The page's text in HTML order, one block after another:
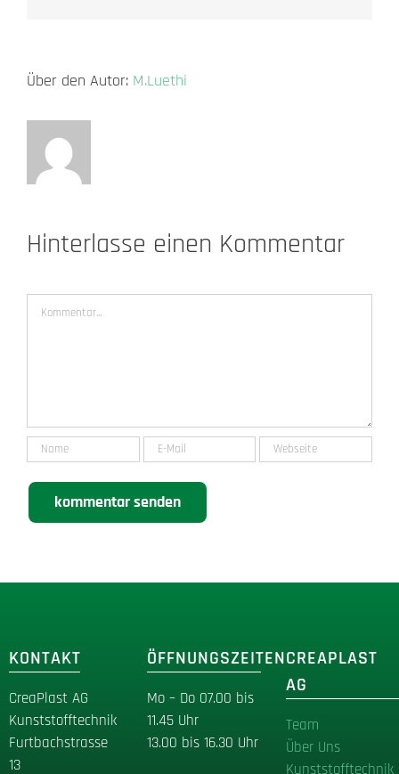
Über den Autor: M.Luethi
Hinterlasse einen Kommentar
Kommentar
KONTAKT
CreaPlast AG
Kunststofftechnik
Furtbachstrasse
13
ÖFFNUNGSZEITEN
Mo – Do 07.00 bis
11.45 Uhr
13.00 bis 16.30 Uhr
CREAPLAST
AG
Team
Über Uns
Kunststofftechnik